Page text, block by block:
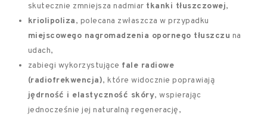
skutecznie zmniejsza nadmiar tkanki tłuszczowej,
kriolipoliza, polecana zwłaszcza w przypadku
miejscowego nagromadzenia opornego tłuszczu na
udach,
zabiegi wykorzystujące fale radiowe
(radiofrekwencja), które widocznie poprawiają
jędrność i elastyczność skóry, wspierając
jednocześnie jej naturalną regenerację,